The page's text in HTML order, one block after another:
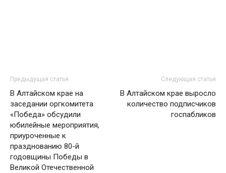
Предыдущая статья
В Алтайском крае на
заседании оргкомитета
«Победа» обсудили
юбилейные мероприятия,
приуроченные к
празднованию 80-й
годовщины Победы в
Великой Отечественной
Следующая статья
В Алтайском крае выросло
количество подписчиков
госпабликов